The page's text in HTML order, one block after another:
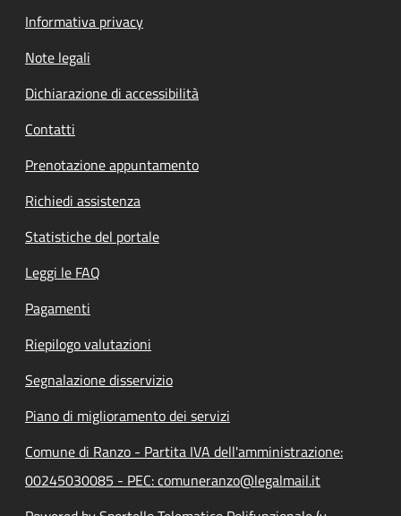
Informativa privacy
Note legali
Dichiarazione di accessibilità
Contatti
Prenotazione appuntamento
Richiedi assistenza
Statistiche del portale
Leggi le FAQ
Pagamenti
Riepilogo valutazioni
Segnalazione disservizio
Piano di miglioramento dei servizi
Comune di Ranzo - Partita IVA dell'amministrazione:
00245030085 - PEC: comuneranzo@legalmail.it